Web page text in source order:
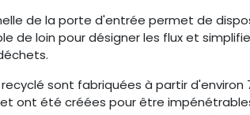
de la porte d'entrée permet de
de loin pour désigner les flux et
sont fabriquées à partir d'environ
ont été créées pour être